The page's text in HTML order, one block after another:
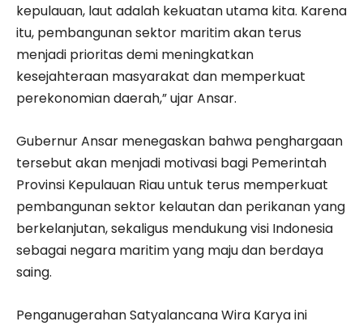
kepulauan, laut adalah kekuatan utama kita. Karena
itu, pembangunan sektor maritim akan terus
menjadi prioritas demi meningkatkan
kesejahteraan masyarakat dan memperkuat
perekonomian daerah,” ujar Ansar.
Gubernur Ansar menegaskan bahwa penghargaan
tersebut akan menjadi motivasi bagi Pemerintah
Provinsi Kepulauan Riau untuk terus memperkuat
pembangunan sektor kelautan dan perikanan yang
berkelanjutan, sekaligus mendukung visi Indonesia
sebagai negara maritim yang maju dan berdaya
saing.
Penganugerahan Satyalancana Wira Karya ini